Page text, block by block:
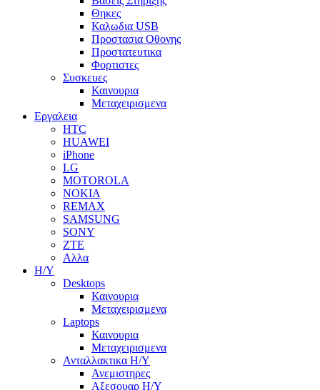
Θηκες
Καλωδια USB
Προστασια Οθονης
Προστατευτικα
Φορτιστες
Συσκευες
Καινουρια
Μεταχειρισμενα
Εργαλεια
HTC
HUAWEI
iPhone
LG
MOTOROLA
NOKIA
REMAX
SAMSUNG
SONY
ZTE
Αλλα
Η/Υ
Desktops
Καινουρια
Μεταχειρισμενα
Laptops
Καινουρια
Μεταχειρισμενα
Ανταλλακτικα H/Y
Ανεμιστηρες
Αξεσουαρ Η/Υ